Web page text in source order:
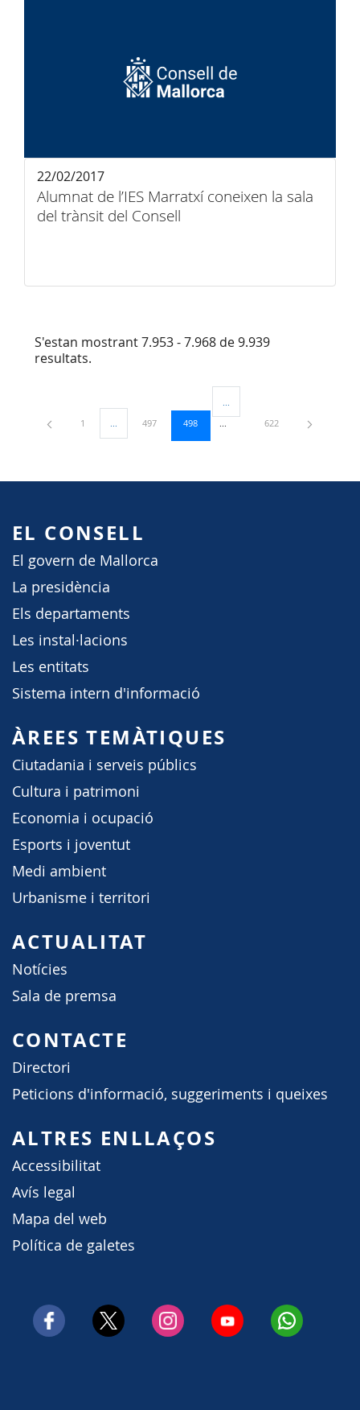
Alumnat de l’IES Marratxí coneixen la sala
del trànsit del Consell
22/02/2017
S'estan mostrant 7.953 - 7.968 de 9.939
resultats.
Pàgina
1 ...Pàgines intermèdies Utilitzeu TAB per navegar.
Pàgina
497 Pàgina
498
Pàgines intermèdies Utilitzeu
Pàgina
622
EL CONSELL
El govern de Mallorca
La presidència
Els departaments
Les instal·lacions
Les entitats
Sistema intern d'informació
ÀREES TEMÀTIQUES
Ciutadania i serveis públics
Cultura i patrimoni
Economia i ocupació
Esports i joventut
Medi ambient
Urbanisme i territori
ACTUALITAT
Notícies
Sala de premsa
CONTACTE
Directori
Peticions d'informació, suggeriments i queixes
ALTRES ENLLAÇOS
Accessibilitat
Avís legal
Mapa del web
Política de galetes